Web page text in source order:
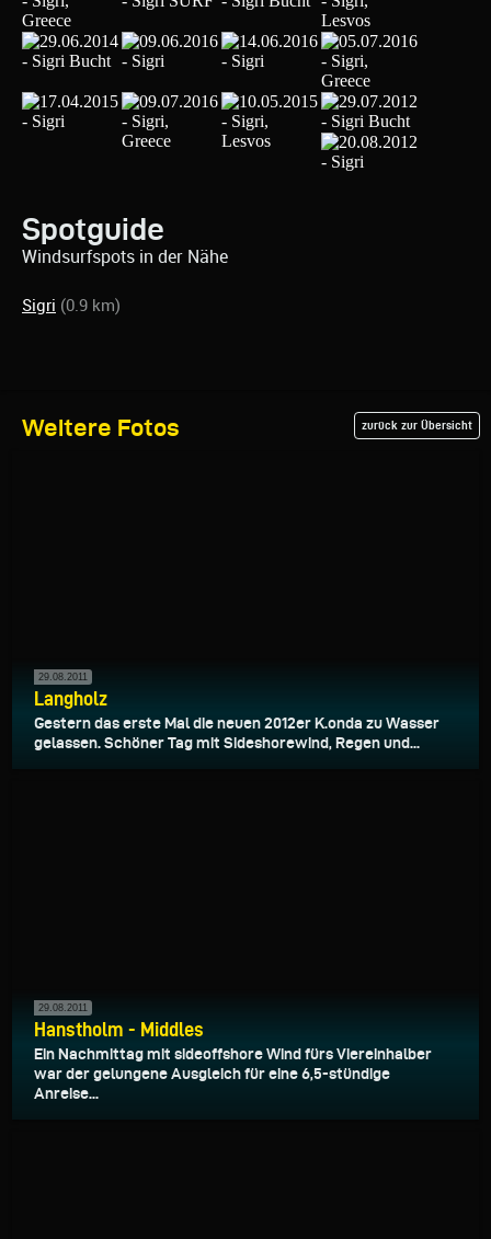
Spotguide
Windsurfspots in der Nähe
Sigri (0.9 km)
Weitere Fotos zurück zur Übersicht
29.08.2011
Langholz
Gestern das erste Mal die neuen 2012er K.onda zu Wasser
gelassen. Schöner Tag mit Sideshorewind, Regen und...
29.08.2011
Hanstholm - Middles
Ein Nachmittag mit sideoffshore Wind fürs Viereinhalber
war der gelungene Ausgleich für eine 6,5-stündige
Anreise...